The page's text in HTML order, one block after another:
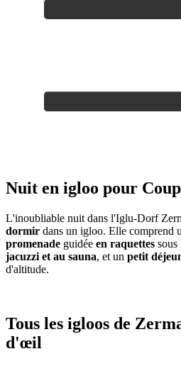
Nuit en igloo pour
L'inoubliable nuit dans l'Iglu-Dorf
dormir dans un igloo. Elle comprend
promenade guidée en raquettes sous
jacuzzi et au sauna, et un petit
d'altitude.
Tous les igloos de
d'œil